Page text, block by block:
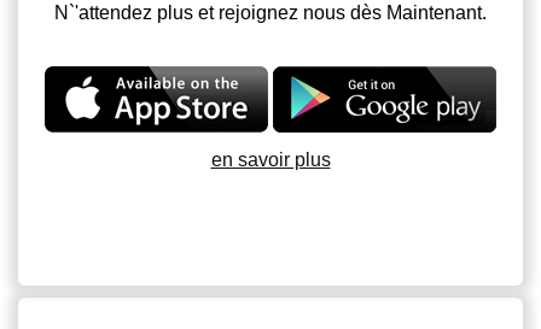
N`'attendez plus et rejoignez nous dès Maintenant.
en savoir plus